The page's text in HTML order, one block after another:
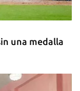
a los
las
una medalla